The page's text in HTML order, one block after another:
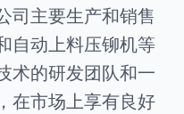
司主要生产和销售
自动上料压铆机等
术的研发团队和一
在市场上享有良好